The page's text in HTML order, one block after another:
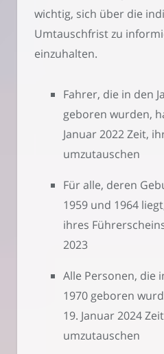
wichtig, sich über die
Umtauschfrist zu
einzuhalten.
Fahrer, die in den
geboren wurden,
Januar 2022 Zeit,
umzutauschen
Für alle, deren
1959 und 1964
ihres
2023
Alle Personen, die
1970 geboren
19. Januar 2024
umzutauschen